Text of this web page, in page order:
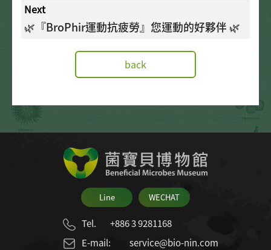
Next
🌿『BroPhir運動抗疲勞』您運動的好夥伴 🌿
back
Line WECHAT
Tel.
+886 3 9281168
E-mail:
service@bio-nin.com